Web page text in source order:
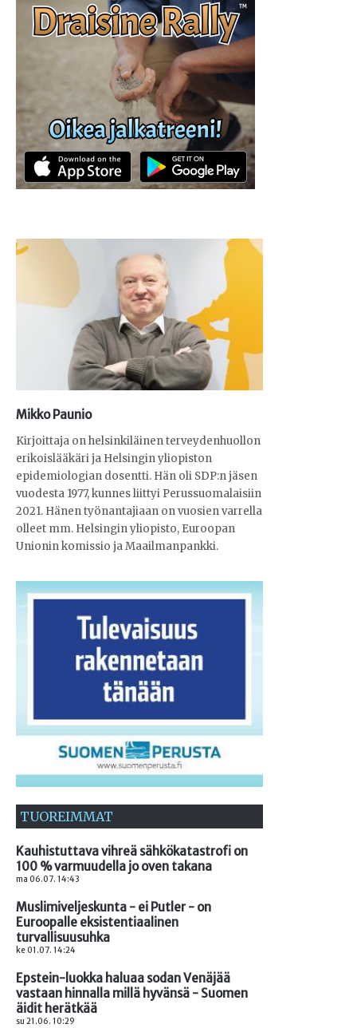
Mikko Paunio
Kirjoittaja on helsinkiläinen terveydenhuollon
erikoislääkäri ja Helsingin yliopiston
epidemiologian dosentti. Hän oli SDP:n jäsen
vuodesta 1977, kunnes liittyi Perussuomalaisiin
2021. Hänen työnantajiaan on vuosien varrella
olleet mm. Helsingin yliopisto, Euroopan
Unionin komissio ja Maailmanpankki.
TUOREIMMAT
Kauhistuttava vihreä sähkökatastrofi on
100 % varmuudella jo oven takana
ma 06.07. 14:43
Muslimiveljeskunta - ei Putler - on
Euroopalle eksistentiaalinen
turvallisuusuhka
ke 01.07. 14:24
Epstein-luokka haluaa sodan Venäjää
vastaan hinnalla millä hyvänsä - Suomen
äidit herätkää
su 21.06. 10:29